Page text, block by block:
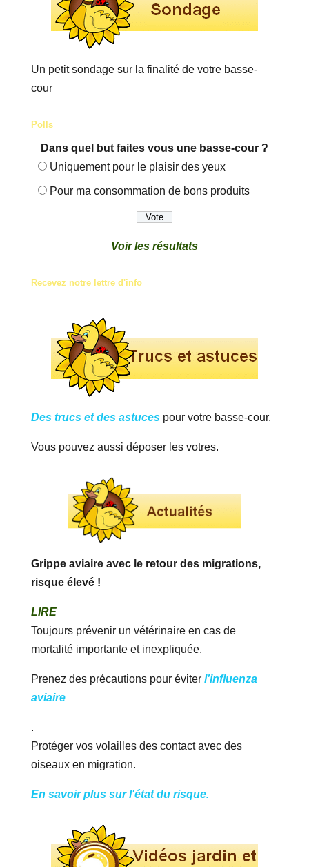
Un petit sondage sur la finalité de votre basse-
cour
Polls
Dans quel but faites vous une basse-cour ?
Uniquement pour le plaisir des yeux
Pour ma consommation de bons produits
Voir les résultats
Recevez notre lettre d'info
Des trucs et des astucespour votre basse-cour.
Vous pouvez aussi déposer les votres.
Grippe aviaire avec le retour des migrations,
risque élevé !
LIRE
Toujours prévenir un vétérinaire en cas de
mortalité importante et inexpliquée.
Prenez des précautions pour éviter l’influenza
aviaire
.
Protéger vos volailles des contact avec des
oiseaux en migration.
En savoir plus sur l'état du risque.